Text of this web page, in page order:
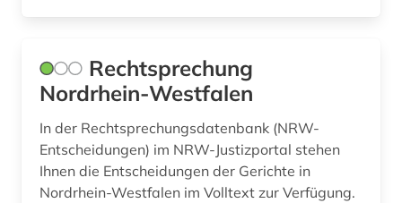
amtsträger (1)
anarchosyndikalismus (1)
anatomie (1)
Monaco (1)
Niederlande (13)
Niedersachsen (10)
Rechtsprechung
Nordrhein-Westfalen
In der Rechtsprechungsdatenbank (NRW-
Entscheidungen) im NRW-Justizportal stehen
Ihnen die Entscheidungen der Gerichte in
Nordrhein-Westfalen im Volltext zur Verfügung.